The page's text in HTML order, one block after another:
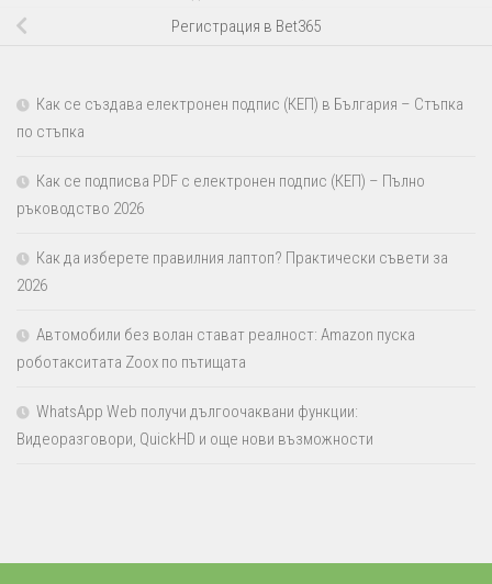
Регистрация в Bet365
Как се създава електронен подпис (КЕП) в България – Стъпка
по стъпка
Как се подписва PDF с електронен подпис (КЕП) – Пълно
ръководство 2026
Как да изберете правилния лаптоп? Практически съвети за
2026
Автомобили без волан стават реалност: Amazon пуска
роботакситата Zoox по пътищата
WhatsApp Web получи дългоочаквани функции:
Видеоразговори, QuickHD и още нови възможности